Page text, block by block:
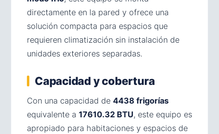
directamente en la pared y ofrece una
solución compacta para espacios que
requieren climatización sin instalación de
unidades exteriores separadas.
Capacidad y cobertura
Con una capacidad de 4438 frigorías
equivalente a 17610.32 BTU, este equipo es
apropiado para habitaciones y espacios de